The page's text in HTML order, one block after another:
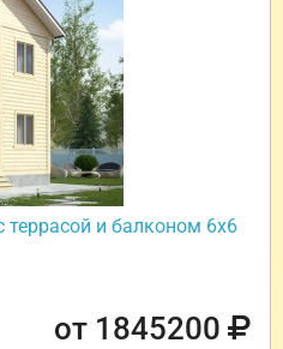
и балконом 6х6
от 1845200